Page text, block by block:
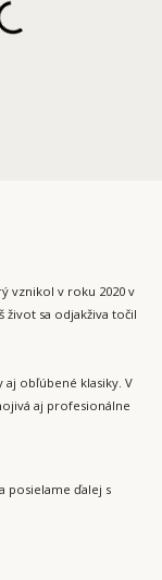
vznikol v roku 2020 v
život sa odjakživa točil
aj obľúbené klasiky. V
aj profesionálne
posielame ďalej s